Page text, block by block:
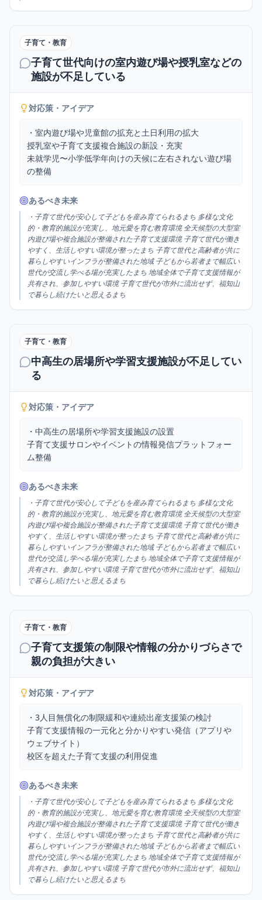
子育て・教育
子育て世代向けの室内遊び場や授乳室などの
施設が不足している
対応策・アイデア
・室内遊び場や児童館の拡充と土日利用の拡大
授乳室や子育て支援複合施設の新設・充実
未就学児〜小学低学年向けの天候に左右されない遊び場
の整備
あるべき未来
・子育て世代が安心して子どもを産み育てられるまち 多様な文化
的・教育的施設が充実し、地元愛を育む教育環境 全天候型の大型室
内遊び場や複合施設が整備された子育て支援環境 子育て世代が働き
やすく、生活しやすい環境が整ったまち 子育て世代と高齢者が共に
暮らしやすいインフラが整備された地域 子どもから若者まで幅広い
世代が交流し学べる場が充実したまち 地域全体で子育て支援情報が
共有され、参加しやすい環境 子育て世代が市外に流出せず、福知山
で暮らし続けたいと思えるまち
子育て・教育
中高生の居場所や学習支援施設が不足してい
る
対応策・アイデア
・中高生の居場所や学習支援施設の設置
子育て支援サロンやイベントの情報発信プラットフォー
ム整備
あるべき未来
・子育て世代が安心して子どもを産み育てられるまち 多様な文化
的・教育的施設が充実し、地元愛を育む教育環境 全天候型の大型室
内遊び場や複合施設が整備された子育て支援環境 子育て世代が働き
やすく、生活しやすい環境が整ったまち 子育て世代と高齢者が共に
暮らしやすいインフラが整備された地域 子どもから若者まで幅広い
世代が交流し学べる場が充実したまち 地域全体で子育て支援情報が
共有され、参加しやすい環境 子育て世代が市外に流出せず、福知山
で暮らし続けたいと思えるまち
子育て・教育
子育て支援策の制限や情報の分かりづらさで
親の負担が大きい
対応策・アイデア
・3人目無償化の制限緩和や連続出産支援策の検討
子育て支援情報の一元化と分かりやすい発信（アプリや
ウェブサイト）
校区を超えた子育て支援の利用促進
あるべき未来
・子育て世代が安心して子どもを産み育てられるまち 多様な文化
的・教育的施設が充実し、地元愛を育む教育環境 全天候型の大型室
内遊び場や複合施設が整備された子育て支援環境 子育て世代が働き
やすく、生活しやすい環境が整ったまち 子育て世代と高齢者が共に
暮らしやすいインフラが整備された地域 子どもから若者まで幅広い
世代が交流し学べる場が充実したまち 地域全体で子育て支援情報が
共有され、参加しやすい環境 子育て世代が市外に流出せず、福知山
で暮らし続けたいと思えるまち